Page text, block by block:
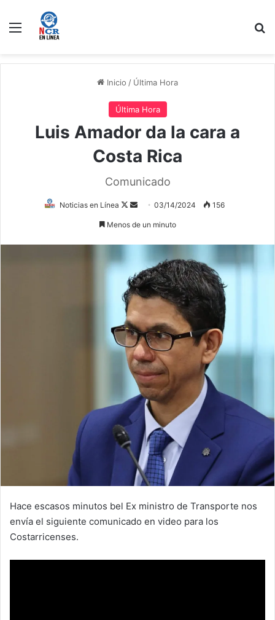
Menú
Inicio / Última Hora
Última Hora
Luis Amador da la cara a
Costa Rica
Comunicado
Noticias en Línea
Follow
Send03/14/2024 156
Menos de un minuto
Hace escasos minutos bel Ex ministro de Transporte nos
envía el siguiente comunicado en video para los
Costarricenses.